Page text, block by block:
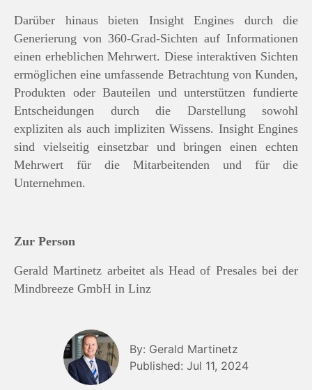
Darüber hinaus bieten Insight Engines durch die
Generierung von 360-Grad-Sichten auf Informationen
einen erheblichen Mehrwert. Diese interaktiven Sichten
ermöglichen eine umfassende Betrachtung von Kunden,
Produkten oder Bauteilen und unterstützen fundierte
Entscheidungen durch die Darstellung sowohl
expliziten als auch impliziten Wissens. Insight Engines
sind vielseitig einsetzbar und bringen einen echten
Mehrwert für die Mitarbeitenden und für die
Unternehmen.
Zur Person
Gerald Martinetz arbeitet als Head of Presales bei der
Mindbreeze GmbH in Linz
By: Gerald Martinetz
Published: Jul 11, 2024